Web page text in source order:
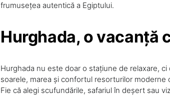
frumusețea autentică a Egiptului.
Hurghada, o vacanță
Hurghada nu este doar o stațiune de relaxare,
soarele, marea și confortul resorturilor
Fie că alegi scufundările, safariul în deșert sau